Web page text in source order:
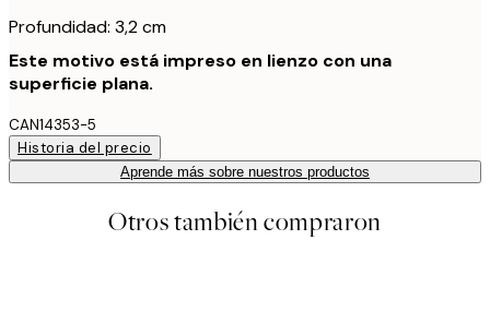
Profundidad: 3,2 cm
Este motivo está impreso en lienzo con una
superficie plana.
CAN14353-5
Historia del precio
Aprende más sobre nuestros productos
Otros también compraron